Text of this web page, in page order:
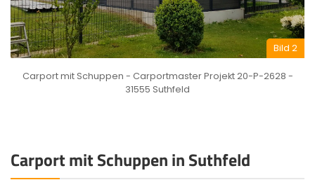
Bild 2
Carport mit Schuppen - Carportmaster Projekt 20-P-2628 -
31555 Suthfeld
Carport mit Schuppen in Suthfeld